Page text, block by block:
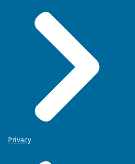
Privacy